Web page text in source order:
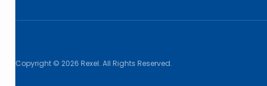
Copyright © 2026 Rexel. All Rights Reserved.